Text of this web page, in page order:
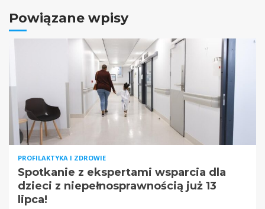
Powiązane wpisy
PROFILAKTYKA I ZDROWIE
Spotkanie z ekspertami wsparcia dla
dzieci z niepełnosprawnością już 13
lipca!